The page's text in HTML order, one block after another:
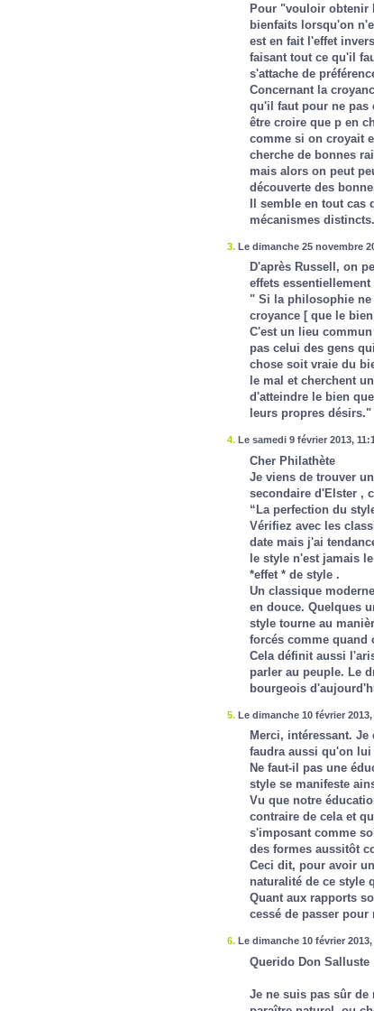
Pour "vouloir obtenir
bienfaits lorsqu'on
est en fait l'effet
faisant tout ce qu'il
s'attache de
Concernant la
qu'il faut pour ne pas
être croire que p en
comme si on croyait
cherche de bonnes
mais alors on peut
découverte des
Il semble en tout cas
mécanismes distincts.
3. Le dimanche 25 novembre
D'après Russell, on
effets
" Si la philosophie ne
croyance [ que le
C'est un lieu
pas celui des gens
chose soit vraie du
le mal et cherchent
d'atteindre le bien
leurs propres
4. Le samedi 9 février 2013,
Cher Philathète
Je viens de trouver
secondaire d'Elster ,
“La perfection du
Vérifiez avec les
date mais j'ai
le style n'est jamais
*effet * de style .
Un classique
en douce. Quelques
style tourne au
forcés comme quand
Cela définit aussi
parler au peuple. Le
bourgeois
5. Le dimanche 10 février
Merci, intéressant. Je
faudra aussi qu'on lui
Ne faut-il pas une
style se manifeste
Vu que notre
contraire de cela et
s'imposant comme
des formes aussitôt
Ceci dit, pour avoir
naturalité de ce style
Quant aux rapports
cessé de passer pour
6. Le dimanche 10 février
Querido Don Salluste
Je ne suis pas sûr de